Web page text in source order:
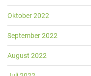
Oktober 2022
September 2022
August 2022